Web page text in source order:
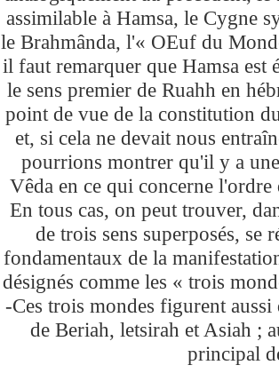
assimilable à Hamsa, le Cygne
le Brahmânda, l'« OEuf du
il faut remarquer que Hamsa est
le sens premier de Ruahh en
point de vue de la constitution
et, si cela ne devait nous
pourrions montrer qu'il y a
Vêda en ce qui concerne l'ordre
En tous cas, on peut trouver,
de trois sens superposés, se
fondamentaux de la
désignés comme les « trois
-Ces trois mondes figurent
de Beriah, letsirah et Asiah ;
principal